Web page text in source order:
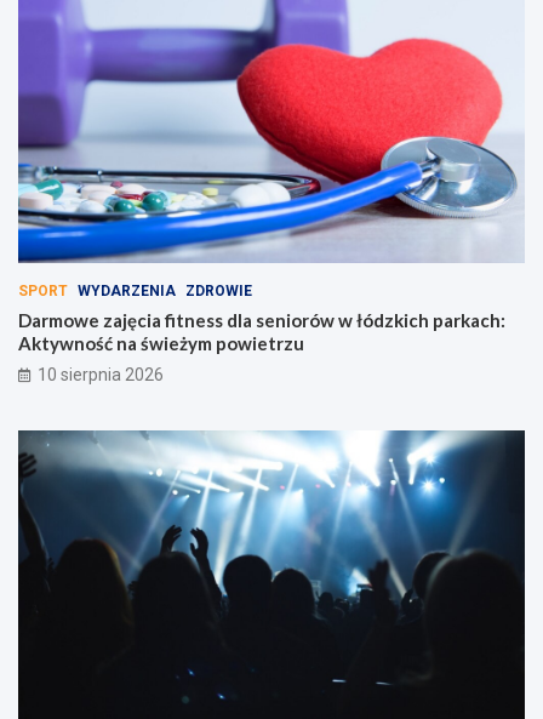
SPORT WYDARZENIA ZDROWIE
Darmowe zajęcia fitness dla seniorów w łódzkich parkach:
Aktywność na świeżym powietrzu
10 sierpnia 2026